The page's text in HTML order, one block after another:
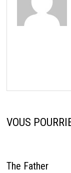
VOUS
The Father